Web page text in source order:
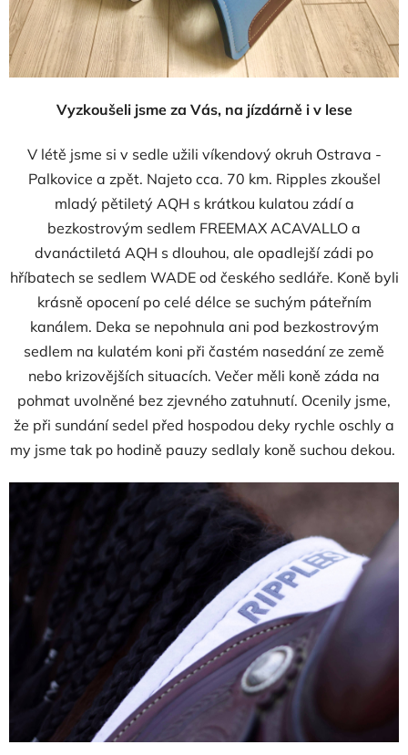
Vyzkoušeli jsme za Vás, na jízdárně i v lese
V létě jsme si v sedle užili víkendový okruh Ostrava -
Palkovice a zpět. Najeto cca. 70 km. Ripples zkoušel
mladý pětiletý AQH s krátkou kulatou zádí a
bezkostrovým sedlem FREEMAX ACAVALLO a
dvanáctiletá AQH s dlouhou, ale opadlejší zádi po
hříbatech se sedlem WADE od českého sedláře. Koně byli
krásně opocení po celé délce se suchým páteřním
kanálem. Deka se nepohnula ani pod bezkostrovým
sedlem na kulatém koni při častém nasedání ze země
nebo krizovějších situacích. Večer měli koně záda na
pohmat uvolněné bez zjevného zatuhnutí. Ocenily jsme,
že při sundání sedel před hospodou deky rychle oschly a
my jsme tak po hodině pauzy sedlaly koně suchou dekou.